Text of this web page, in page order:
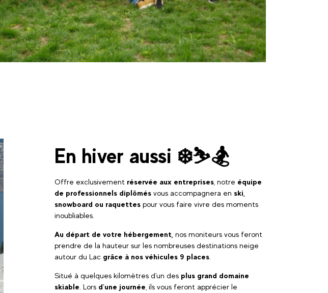
En hiver aussi ❄️⛷️🏂
Offre exclusivement réservée aux entreprises , notre équipe
de professionnels diplômés vous accompagnera en ski,
snowboard ou raquettes pour vous faire vivre des moments
inoubliables.
Au départ de votre hébergement, nos moniteurs vous feront
prendre de la hauteur sur les nombreuses destinations neige
autour du Lac grâce à nos véhicules 9 places
Situé à quelques kilomètres d'un des plus grand domaine
skiable . Lors d'une journée , ils vous feront apprécier le